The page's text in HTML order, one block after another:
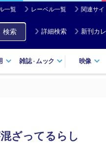
一覧 レーベル一覧 関連サイ
検索 詳細検索 新刊カ
雑誌・ ムック 映像
ざってるらし